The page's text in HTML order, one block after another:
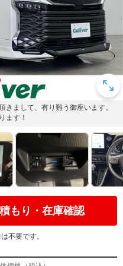
きまして、有り難う御座います。
ます！
もり・在庫確認
不要です。